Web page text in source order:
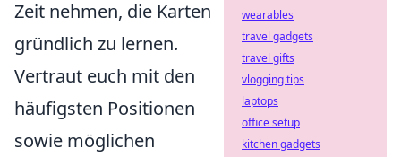
Zeit nehmen, die Karten
gründlich zu lernen.
Vertraut euch mit den
häufigsten Positionen
sowie möglichen
wearables
travel gadgets
travel gifts
vlogging tips
laptops
office setup
kitchen gadgets